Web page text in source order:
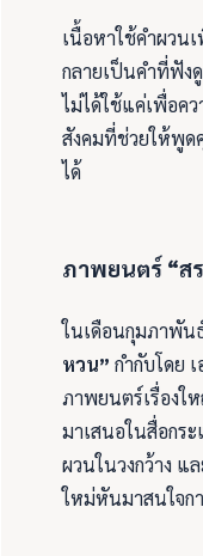
เนื้อหาใช้คำผวน
กลายเป็นคำที่ฟัง
ไม่ได้ใช้แค่เพื่อค
สังคมที่ช่วยให้พูด
ได้
ภาพยนตร์ “ส
ในเดือนกุมภาพัน
หวน” กำกับโดย
ภาพยนตร์เรื่องใ
มาเสนอในสื่อกร
ผวนในวงกว้าง
ใหม่หันมาสนใจก